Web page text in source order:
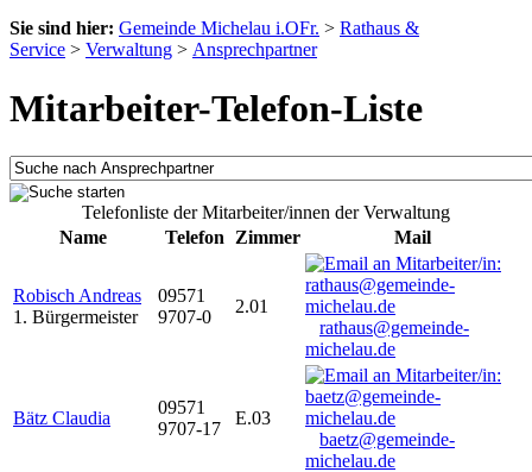
Sie sind hier: Gemeinde Michelau i.OFr. > Rathaus &
Service > Verwaltung > Ansprechpartner
Mitarbeiter-Telefon-Liste
Telefonliste der Mitarbeiter/innen der Verwaltung
Name
Telefon Zimmer Mail
Robisch Andreas
1. Bürgermeister
09571
9707-0
2.01
rathaus@gemeinde-
michelau.de
Bätz Claudia
09571
9707-17
E.03
baetz@gemeinde-
michelau.de